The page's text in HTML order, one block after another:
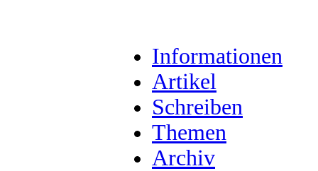
Informationen
Artikel
Schreiben
Themen
Archiv